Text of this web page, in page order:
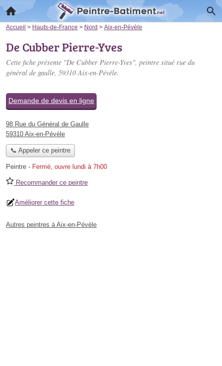
Accueil > Hauts-de-France > Nord > Aix-en-Pévèle
De Cubber Pierre-Yves
Cette fiche présente "De Cubber Pierre-Yves", peintre situé rue du
général de gaulle, 59310 Aix-en-Pévèle.
Demande de devis en ligne
98 Rue du Général de Gaulle
59310 Aix-en-Pévèle
📞 Appeler ce peintre
Peintre - Fermé, ouvre lundi à 7h00
Recommander ce peintre
Améliorer cette fiche
Autres peintres à Aix-en-Pévèle